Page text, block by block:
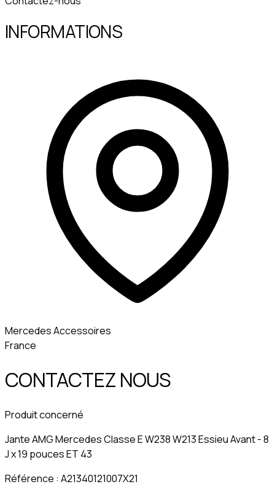
INFORMATIONS
Mercedes Accessoires
France
CONTACTEZ NOUS
Produit concerné
Jante AMG Mercedes Classe E W238 W213 Essieu Avant - 8
J x 19 pouces ET 43
Référence : A21340121007X21